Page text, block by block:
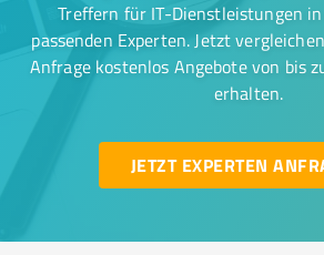
Treffern für IT-Dienstleistungen
passenden Experten. Jetzt
Anfrage kostenlos Angebote von bis
erhalten.
JETZT EXPERTEN